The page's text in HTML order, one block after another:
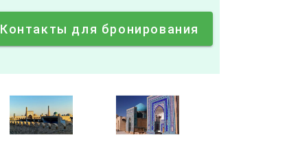
Контакты для бронирования